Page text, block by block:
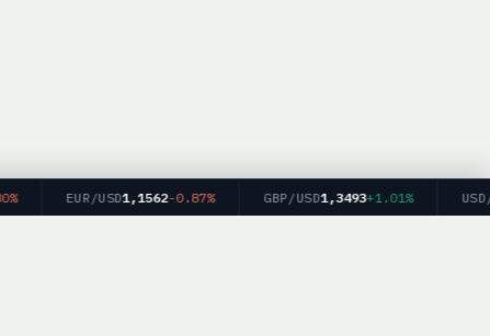
EUR/USD1,1562-0.87% GBP/USD1,3493+1.01% USD/